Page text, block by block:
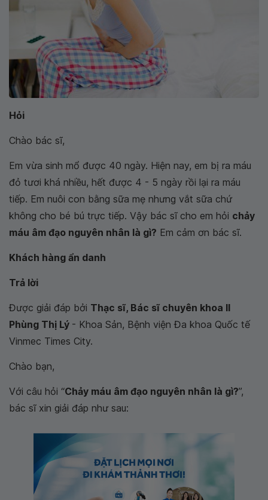
Hỏi
Chào bác sĩ,
Em vừa sinh mổ được 40 ngày. Hiện nay, em bị ra máu
đỏ tươi khá nhiều, hết được 4 - 5 ngày rồi lại ra máu
tiếp. Em nuôi con bằng sữa mẹ nhưng vắt sữa chứ
không cho bé bú trực tiếp. Vậy bác sĩ cho em hỏi chảy
máu âm đạo nguyên nhân là gì? Em cảm ơn bác sĩ.
Khách hàng ẩn danh
Trả lời
Được giải đáp bởi Thạc sĩ, Bác sĩ chuyên khoa II
Phùng Thị Lý - Khoa Sản, Bệnh viện Đa khoa Quốc tế
Vinmec Times City.
Chào bạn,
Với câu hỏi “Chảy máu âm đạo nguyên nhân là gì?”,
bác sĩ xin giải đáp như sau: